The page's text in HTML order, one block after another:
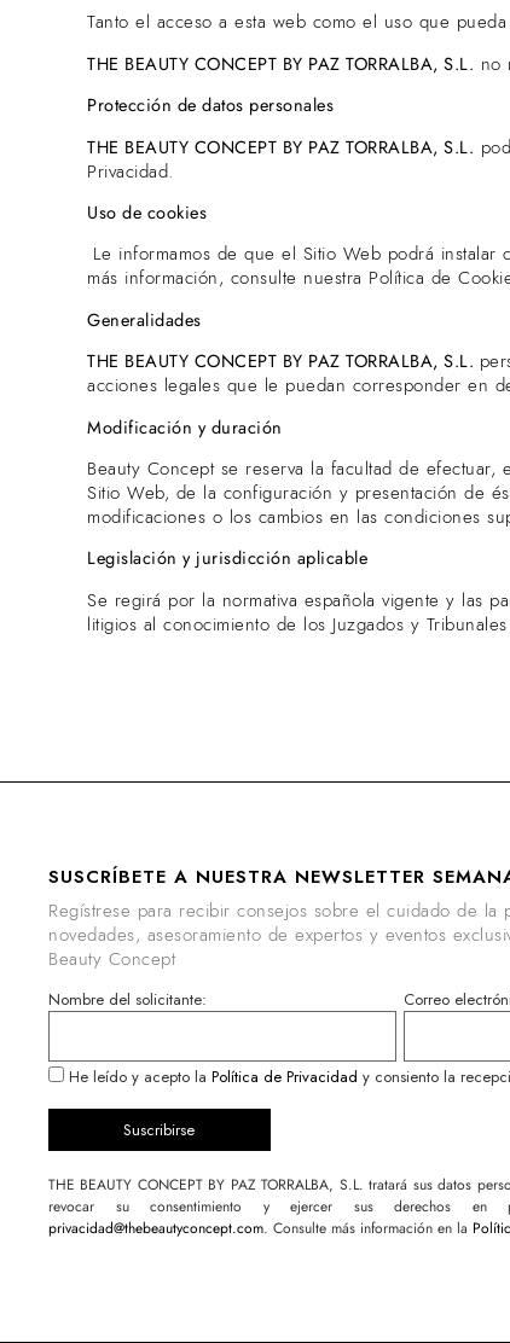
Tanto el acceso a esta web como el uso que
THE BEAUTY CONCEPT BY PAZ TORRALBA, S.L. no
Protección de datos personales
THE BEAUTY CONCEPT BY PAZ TORRALBA, S.L.
Privacidad.
Uso de cookies
Le informamos de que el Sitio Web podrá instalar
más información, consulte nuestra Política de
Generalidades
THE BEAUTY CONCEPT BY PAZ TORRALBA, S.L.
acciones legales que le puedan corresponder en
Modificación y duración
Beauty Concept se reserva la facultad de
Sitio Web, de la configuración y presentación de
modificaciones o los cambios en las condiciones
Legislación y jurisdicción aplicable
Se regirá por la normativa española vigente y las
litigios al conocimiento de los Juzgados y
SUSCRÍBETE A NUESTRA NEWSLETTER
Regístrese para recibir consejos sobre el cuidado de la
novedades, asesoramiento de expertos y eventos
Beauty Concept
Nombre del solicitante: Correo
He leído y acepto la Política de Privacidad y consiento la
THE BEAUTY CONCEPT BY PAZ TORRALBA, S.L. tratará sus datos
revocar su consentimiento y ejercer sus derechos
privacidad@thebeautyconcept.com. Consulte más información en la